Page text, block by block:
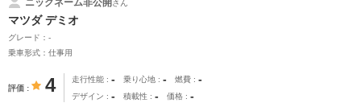
さん
マツダ デミオ
グレード：-
乗車形式：仕事用
評価 4 走行性能 - 乗り心地 - 燃費 -
デザイン - 積載性 - 価格 -